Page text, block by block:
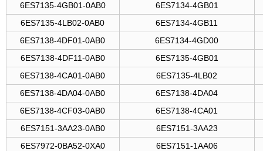
6ES7135-4GB01-0AB0
6ES7134-4GB01
6ES7135-4LB02-0AB0
6ES7134-4GB11
6ES7138-4DF01-0AB0
6ES7134-4GD00
6ES7138-4DF11-0AB0
6ES7135-4GB01
6ES7138-4CA01-0AB0
6ES7135-4LB02
6ES7138-4DA04-0AB0
6ES7138-4DA04
6ES7138-4CF03-0AB0
6ES7138-4CA01
6ES7151-3AA23-0AB0
6ES7151-3AA23
6ES7972-0BA52-0XA0
6ES7151-1AA06